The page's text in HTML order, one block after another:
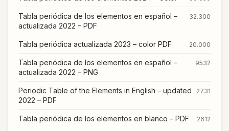
Tabla periódica de los elementos en español –
actualizada 2022 – PDF
32.300
Tabla periódica actualizada 2023 – color PDF 20.000
Tabla periódica de los elementos en español –
actualizada 2022 – PNG
9532
Periodic Table of the Elements in English – updated
2022 – PDF
2731
Tabla periódica de los elementos en blanco – PDF 2612